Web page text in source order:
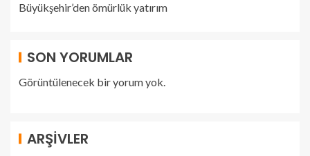
Büyükşehir’den ömürlük yatırım
SON YORUMLAR
Görüntülenecek bir yorum yok.
ARŞIVLER